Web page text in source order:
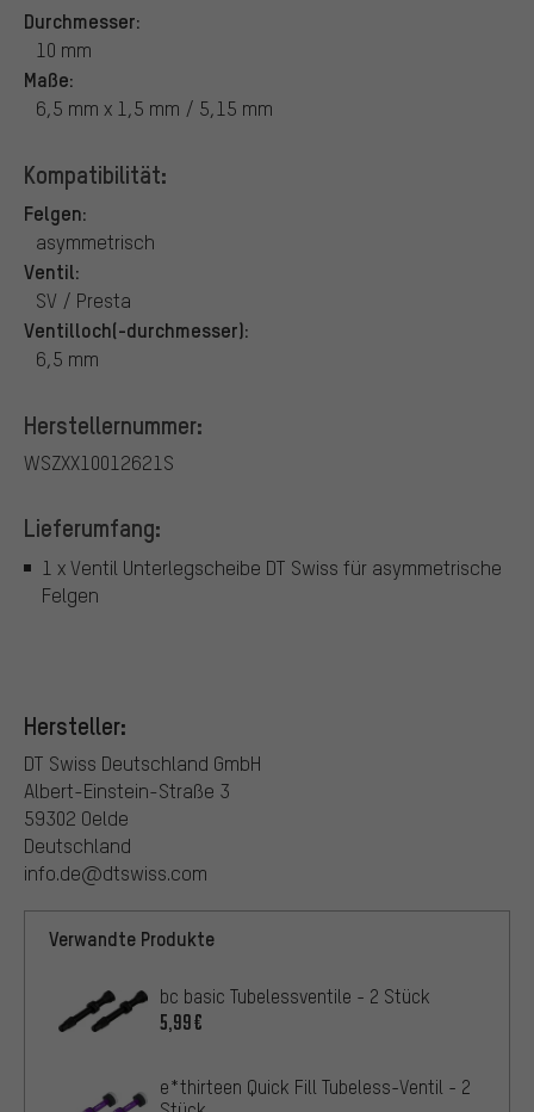
Durchmesser:
10 mm
Maße:
6,5 mm x 1,5 mm / 5,15 mm
Kompatibilität:
Felgen:
asymmetrisch
Ventil:
SV / Presta
Ventilloch(-durchmesser):
6,5 mm
Herstellernummer:
WSZXX10012621S
Lieferumfang:
1 x Ventil Unterlegscheibe DT Swiss für asymmetrische
Felgen
Hersteller:
DT Swiss Deutschland GmbH
Albert-Einstein-Straße 3
59302 Oelde
Deutschland
info.de@dtswiss.com
Verwandte Produkte
bc basic Tubelessventile - 2 Stück
5,99€
e*thirteen Quick Fill Tubeless-Ventil - 2